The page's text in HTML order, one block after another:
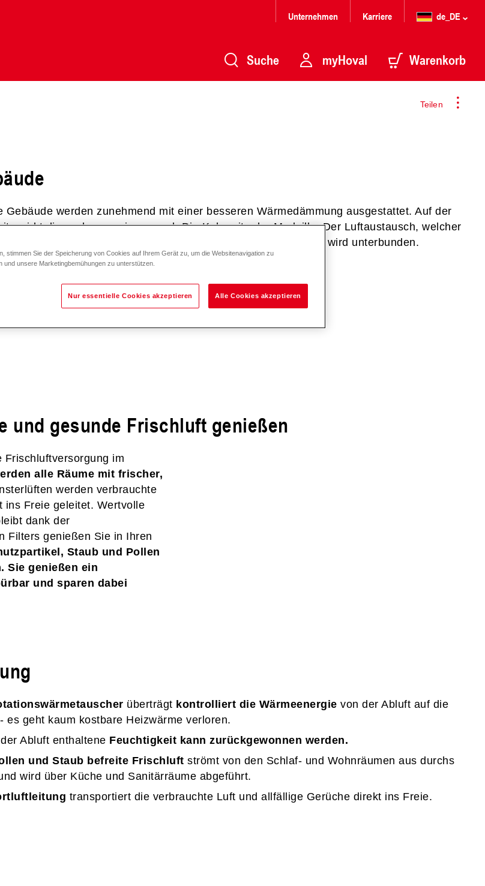
Unternehmen Karriere de_DE
Suche myHoval Warenkorb
Teilen
Gebäude werden zunehmend mit einer besseren Wärmedämmung ausgestattet. Auf der
wirkt dies sehr energiesparend. Die Kehrseite der Medaille: Der Luftaustausch, welcher
Gebäuden über undichte Gebäudehüllen und Fenster erfolgt, wird unterbunden.
und gesunde Frischluft genießen
im
alle Räume mit frischer,
werden verbrauchte
ins Freie geleitet. Wertvolle
dank der
Filters genießen Sie in Ihren
Staub und Pollen
Sie genießen ein
und sparen dabei
überträgt kontrolliert die Wärmeenergie von der Abluft auf die
es geht kaum kostbare Heizwärme verloren.
Abluft enthaltene Feuchtigkeit kann zurückgewonnen werden.
und Staub befreite Frischluft strömt von den Schlaf- und Wohnräumen aus durchs
wird über Küche und Sanitärräume abgeführt.
transportiert die verbrauchte Luft und allfällige Gerüche direkt ins Freie.
stimmen Sie der Speicherung von Cookies auf Ihrem Gerät zu, um die Websitenavigation zu
unsere Marketingbemühungen zu unterstützen.
Nur essentielle Cookies akzeptieren Alle Cookies akzeptieren